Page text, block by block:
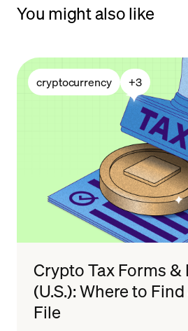
You might also like
cryptocurrency +3
Crypto Tax Forms
(U.S.): Where to
File